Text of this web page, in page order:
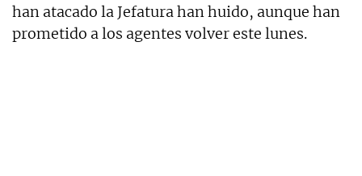
han atacado la Jefatura han huido, aunque han
prometido a los agentes volver este lunes.